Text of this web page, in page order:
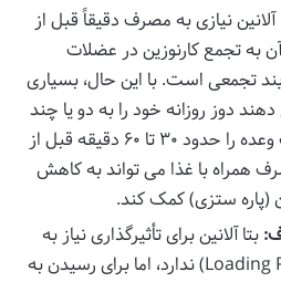
آلانین نیازی به مصرف دقیقاً قبل از
آن به تجمع کارنوزین در عضلات
تجمعی است. با این حال، بسیاری
دوز روزانه خود را به دو یا چند
وعده تقسیم کنند و یک وعده را حدود ۳۰ تا ۶۰ دقیقه قبل از
همراه با غذا می تواند به کاهش
ستزی) کمک کند.
بتا آلانین برای تأثیرگذاری نیاز به
یک فاز بارگیری (Loading Phase) ندارد، اما برای رسیدن به